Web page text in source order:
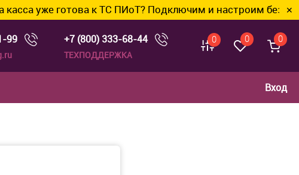
уже готова к ТС ПИоТ? Подключим и настроим без ✕
99 +7 (800) 333-68-44
ТЕХПОДДЕРЖКА
0 0 0
Вход